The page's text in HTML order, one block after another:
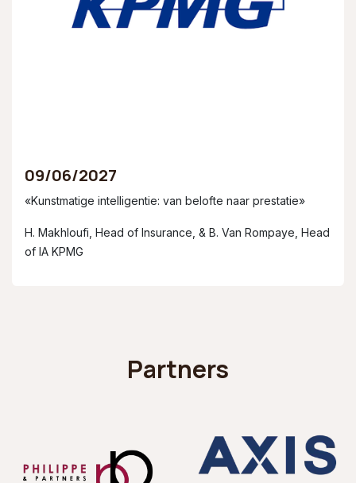
09/06/2027
«Kunstmatige intelligentie: van belofte naar prestatie»
H. Makhloufi, Head of Insurance, & B. Van Rompaye, Head
of IA KPMG
Partners